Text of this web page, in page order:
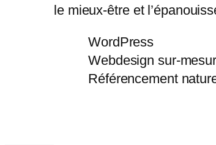
le mieux-être et
WordPress
Webdesign sur-
Référencement